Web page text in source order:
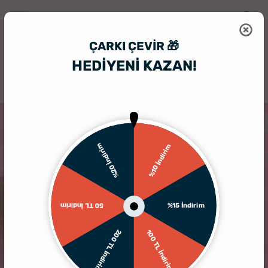
ÇARKI ÇEVIR 🎁
HEDİYENİ KAZAN!
%10 İndirim
%15 İndirim
100 TL İndirim
200 TL İndirim
50 TL İndirim
%20 İndirim